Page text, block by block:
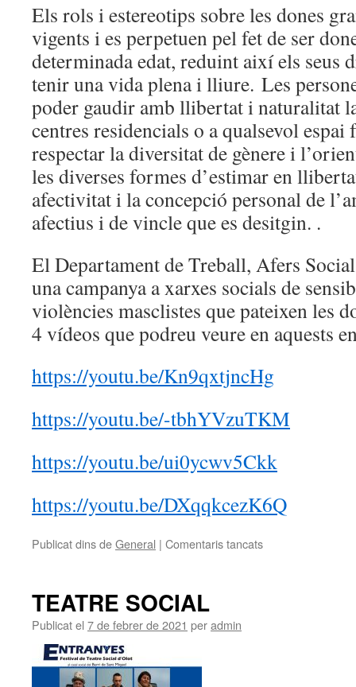
Els rols i estereotips sobre les dones
vigents i es perpetuen pel fet de ser
determinada edat, reduint així els seus
tenir una vida plena i lliure. Les
poder gaudir amb llibertat i naturalitat
centres residencials o a qualsevol
respectar la diversitat de gènere i
les diverses formes d’estimar en
afectivitat i la concepció personal de
afectius i de vincle que es desitgin. .
El Departament de Treball, Afers
una campanya a xarxes socials de
violències masclistes que pateixen les
4 vídeos que podreu veure en aquests
https://youtu.be/Kn9qxtjncHg
https://youtu.be/-tbhYVzuTKM
https://youtu.be/ui0ycwv5Ckk
https://youtu.be/DXqqkcezK6Q
Publicat dins deGeneral | Comentaris tancats
TEATRE SOCIAL
Publicat el 7 de febrer de 2021 peradmin